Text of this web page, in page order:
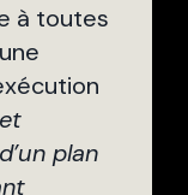
à toutes
plan